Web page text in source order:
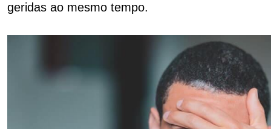
geridas ao mesmo tempo.